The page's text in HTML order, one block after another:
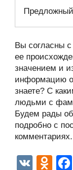
Предложный
Вы согласны
ее
значением и
информацию
знаете? С
людьми с
Будем рады
подробно с
комментариях.
V
O